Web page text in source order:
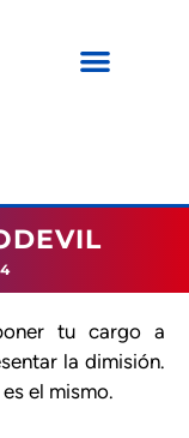
tu cargo a
la dimisión.
el mismo.